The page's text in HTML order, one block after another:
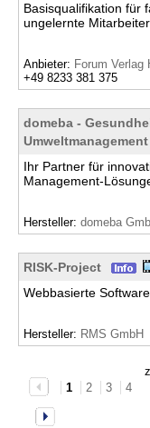
Basisqualifikation für
ungelernte Mitarbeiter
Anbieter: Forum Verlag
+49 8233 381 375
domeba -
Umweltmanagement
Ihr Partner für
Management-
Hersteller: domeba
RISK-Project
Webbasierte
Hersteller: RMS GmbH
1
2 3 4